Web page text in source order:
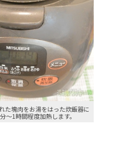
た塊肉をお湯をはった炊飯器に
～1時間程度加熱します。